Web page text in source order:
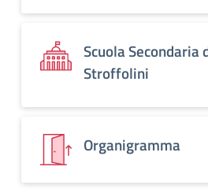
Scuola Secondaria
Stroffolini
Organigramma